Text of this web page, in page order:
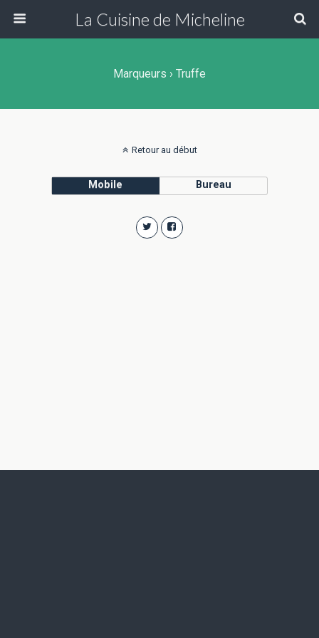
La Cuisine de Micheline
Marqueurs › Truffe
Retour au début
Mobile Bureau